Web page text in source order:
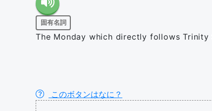
固有名詞
The Monday which directly follows
このボタンはなに？